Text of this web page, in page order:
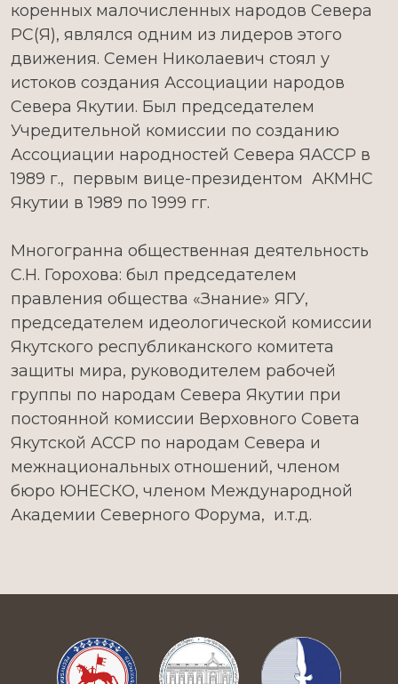
коренных малочисленных народов Севера
РС(Я), являлся одним из лидеров этого
движения. Семен Николаевич стоял у
истоков создания Ассоциации народов
Севера Якутии. Был председателем
Учредительной комиссии по созданию
Ассоциации народностей Севера ЯАССР в
1989 г., первым вице-президентом АКМНС
Якутии в 1989 по 1999 гг.
Многогранна общественная деятельность
С.Н. Горохова: был председателем
правления общества «Знание» ЯГУ,
председателем идеологической комиссии
Якутского республиканского комитета
защиты мира, руководителем рабочей
группы по народам Севера Якутии при
постоянной комиссии Верховного Совета
Якутской АССР по народам Севера и
межнациональных отношений, членом
бюро ЮНЕСКО, членом Международной
Академии Северного Форума, и.т.д.